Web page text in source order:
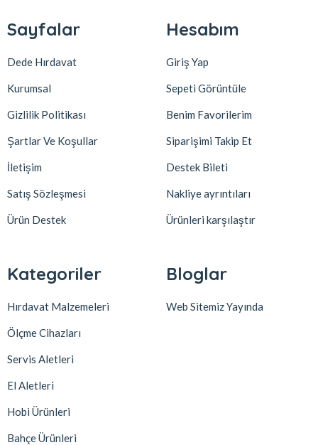
Sayfalar
Dede Hırdavat
Kurumsal
Gizlilik Politikası
Şartlar Ve Koşullar
İletişim
Satış Sözleşmesi
Ürün Destek
Hesabım
Giriş Yap
Sepeti Görüntüle
Benim Favorilerim
Siparişimi Takip Et
Destek Bileti
Nakliye ayrıntıları
Ürünleri karşılaştır
Kategoriler
Hırdavat Malzemeleri
Ölçme Cihazları
Servis Aletleri
El Aletleri
Hobi Ürünleri
Bahçe Ürünleri
Bloglar
Web Sitemiz Yayında